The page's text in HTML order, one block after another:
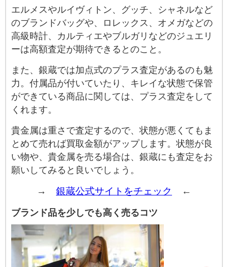
エルメスやルイヴィトン、グッチ、シャネルなど
のブランドバッグや、ロレックス、オメガなどの
高級時計、カルティエやブルガリなどのジュエリ
ーは高額査定が期待できるとのこと。
また、銀蔵では加点式のプラス査定があるのも魅
力。付属品が付いていたり、キレイな状態で保管
ができている商品に関しては、プラス査定をして
くれます。
貴金属は重さで査定するので、状態が悪くてもま
とめて売れば買取金額がアップします。状態が良
い物や、貴金属を売る場合は、銀蔵にも査定をお
願いしてみると良いでしょう。
→ 銀蔵公式サイトをチェック ←
ブランド品を少しでも高く売るコツ